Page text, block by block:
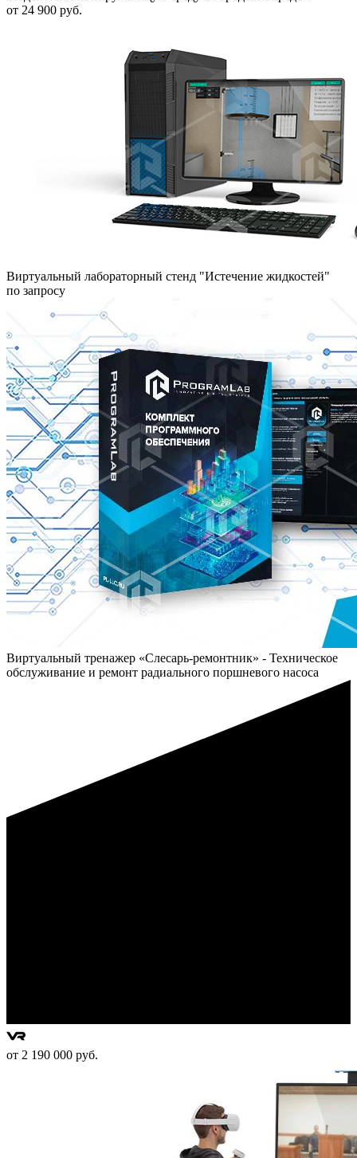
от 24 900 руб.
Виртуальный лабораторный стенд "Истечение жидкостей"
по запросу
Виртуальный тренажер «Слесарь-ремонтник» - Техническое
обслуживание и ремонт радиального поршневого насоса
от 2 190 000 руб.